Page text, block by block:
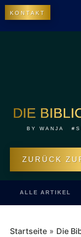
KONTAKT
DIE
BY WANJA
ZURÜCK
ALLE ARTIKEL
Startseite » Die